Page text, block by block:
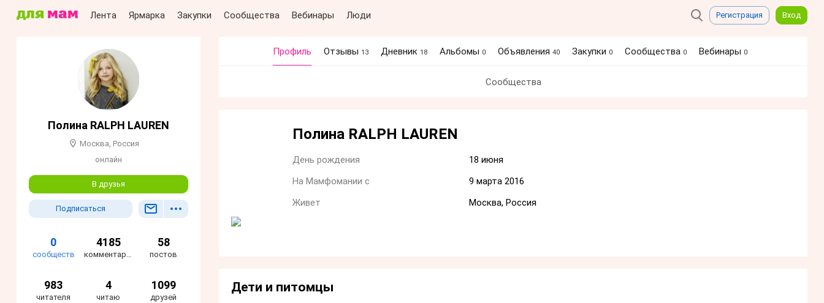
Лента Ярмарка Закупки Сообщества Вебинары Люди Регистрация Вход
Полина RALPH LAUREN
Москва, Россия
онлайн
В друзья
Подписаться
0
сообществ
4185
комментариев
58
постов
983
читателя
4
читаю
1099
друзей
Профиль Отзывы 13 Дневник 18 Альбомы 0 Объявления 40 Закупки 0 Сообщества 0 Вебинары 0
Сообщества
Полина RALPH LAUREN
День рождения
18 июня
На Мамфомании с
9 марта 2016
Живет
Москва, Россия
Дети и питомцы